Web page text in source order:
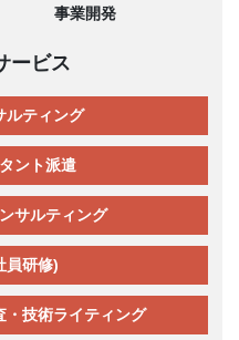
事業開発
ービス
ルティング
ント派遣
サルティング
員研修)
・技術ライティング